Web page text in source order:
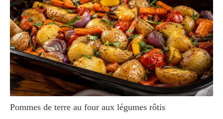
Pommes de terre au four aux légumes rôtis